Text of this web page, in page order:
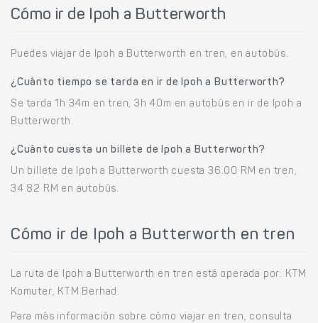
Cómo ir de Ipoh a Butterworth
Puedes viajar de Ipoh a Butterworth en tren, en autobús.
¿Cuánto tiempo se tarda en ir de Ipoh a Butterworth?
Se tarda 1h 34m en tren, 3h 40m en autobús en ir de Ipoh a
Butterworth.
¿Cuánto cuesta un billete de Ipoh a Butterworth?
Un billete de Ipoh a Butterworth cuesta 36.00 RM en tren,
34.82 RM en autobús.
Cómo ir de Ipoh a Butterworth en tren
La ruta de Ipoh a Butterworth en tren está operada por: KTM
Komuter, KTM Berhad.
Para más información sobre cómo viajar en tren, consulta